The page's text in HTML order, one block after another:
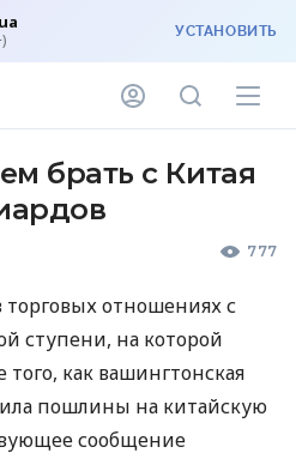
УСТАНОВИТЬ
брать с Китая
777
отношениях с
ступени, на которой
того, как вашингтонская
пошлины на китайскую
сообщение